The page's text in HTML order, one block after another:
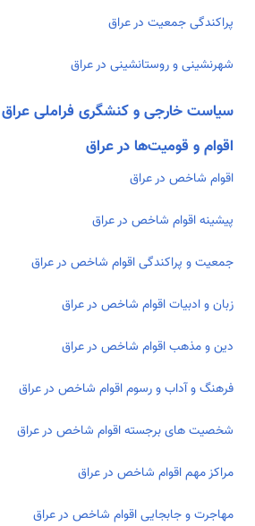
پراکندگی جمعیت در عراق
شهرنشینی و روستانشینی در عراق
سیاست خارجی و کنشگری فراملی عراق
اقوام و قومیت‌ها در عراق
اقوام شاخص در عراق
پیشینه اقوام شاخص در عراق
جمعیت و پراکندگی اقوام شاخص در عراق
زبان و ادبیات اقوام شاخص در عراق
دین و مذهب اقوام شاخص در عراق
فرهنگ و آداب و رسوم اقوام شاخص در عراق
شخصیت های برجسته اقوام شاخص در عراق
مراکز مهم اقوام شاخص در عراق
مهاجرت و جابجایی اقوام شاخص در عراق